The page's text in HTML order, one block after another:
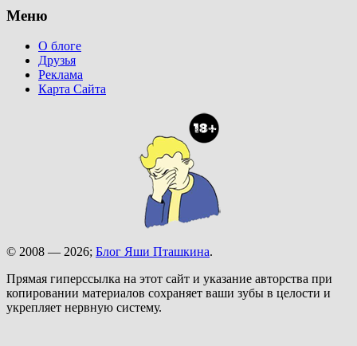
Меню
О блоге
Друзья
Реклама
Карта Сайта
© 2008 — 2026; Блог Яши Пташкина.
Прямая гиперссылка на этот сайт и указание авторства при
копировании материалов сохраняет ваши зубы в целости и
укрепляет нервную систему.